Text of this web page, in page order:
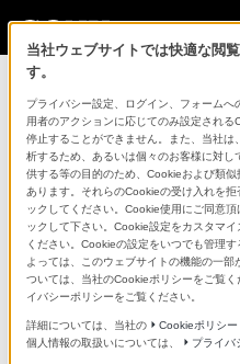
製品を安全に、
くために
日常の清掃・点検が大切で
よく読みましょう。
安全で上手な使いかた
当社ウェブサイトでは快適な閲
す。
プライバシー設定、ログイン、フォーム
用者のアクションに応じてのみ設定され
停止することができません。また、当社
析するため、あるいは個々のお客様に対
供する等の目的のため、Cookieおよび類
あります。それらのCookieの受け入れを
ックしてください。Cookie使用にご同意
ックして下さい。Cookie設定をカスタマ
ください。Cookieの設定をいつでも管理
よっては、このウェブサイトの機能の一
ついては、当社のCookieポリシーをご覧
イバシーポリシーをご覧ください。
詳細については、当社の Cookieポリシー
個人情報の取扱いについては、
プライバ